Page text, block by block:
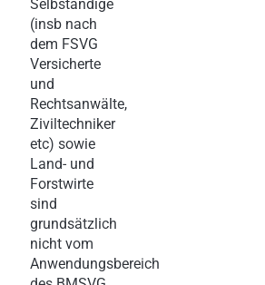
Selbständige
(insb nach
dem FSVG
Versicherte
und
Rechtsanwälte,
Ziviltechniker
etc) sowie
Land- und
Forstwirte
sind
grundsätzlich
nicht vom
Anwendungsbereich